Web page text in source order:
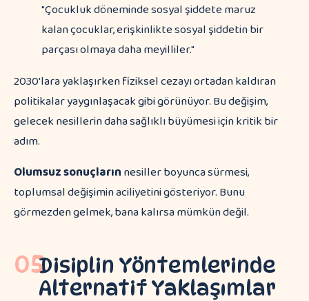
"Çocukluk döneminde sosyal şiddete maruz
kalan çocuklar, erişkinlikte sosyal şiddetin bir
parçası olmaya daha meyilliler."
2030'lara yaklaşırken fiziksel cezayı ortadan kaldıran
politikalar yaygınlaşacak gibi görünüyor. Bu değişim,
gelecek nesillerin daha sağlıklı büyümesi için kritik bir
adım.
Olumsuz sonuçlarınnesiller boyunca sürmesi,
toplumsal değişimin aciliyetini gösteriyor. Bunu
görmezden gelmek, bana kalırsa mümkün değil.
05Disiplin Yöntemlerinde
Alternatif Yaklaşımlar